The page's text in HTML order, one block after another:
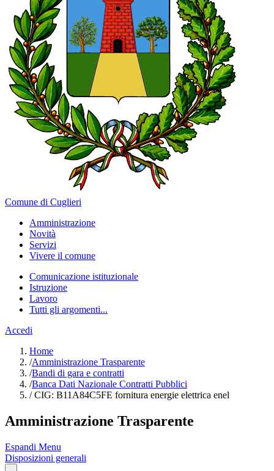
Comune di Cuglieri
Amministrazione
Novità
Servizi
Vivere il comune
Comunicazione istituzionale
Istruzione
Lavoro
Tutti gli argomenti...
Accedi
Home
/Amministrazione Trasparente
/Bandi di gara e contratti
/Banca Dati Nazionale Contratti Pubblici
/CIG: B11A84C5FE fornitura energie elettrica enel
Amministrazione Trasparente
Espandi Menu
Disposizioni generali